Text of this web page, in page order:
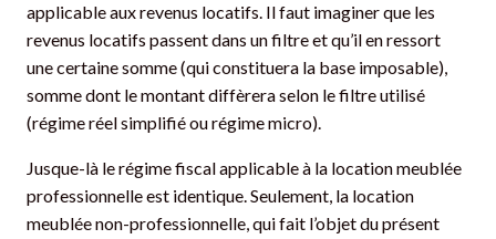
applicable aux revenus locatifs. Il faut imaginer que les
revenus locatifs passent dans un filtre et qu’il en ressort
une certaine somme (qui constituera la base imposable),
somme dont le montant diffèrera selon le filtre utilisé
(régime réel simplifié ou régime micro).
Jusque-là le régime fiscal applicable à la location meublée
professionnelle est identique. Seulement, la location
meublée non-professionnelle, qui fait l’objet du présent